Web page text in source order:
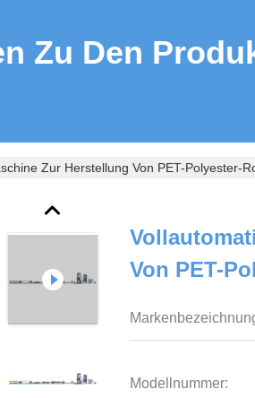
Zu Den
Zur Herstellung Von PET-Polyester-
Von PET-
Modellnummer: